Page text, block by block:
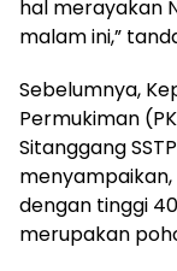
hal merayakan
malam ini,”
Sebelumnya,
Permukiman
Sitanggang
menyampaikan,
dengan tinggi
merupakan